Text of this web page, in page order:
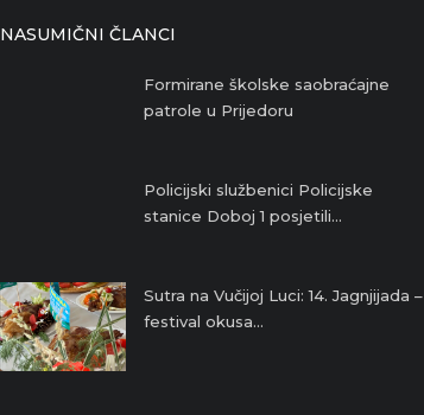
NASUMIČNI ČLANCI
Formirane školske saobraćajne
patrole u Prijedoru
Policijski službenici Policijske
stanice Doboj 1 posjetili...
Sutra na Vučijoj Luci: 14. Jagnjijada –
festival okusa...